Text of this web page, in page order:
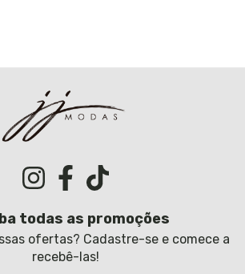
todas as promoções
ofertas? Cadastre-se e comece a
recebê-las!